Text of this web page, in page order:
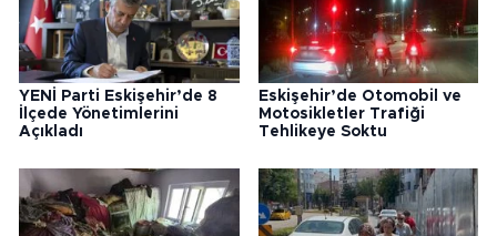
YENİ Parti Eskişehir’de 8
İlçede Yönetimlerini
Açıkladı
Eskişehir’de Otomobil ve
Motosikletler Trafiği
Tehlikeye Soktu